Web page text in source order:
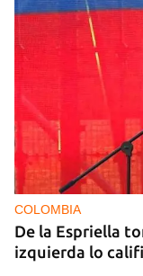
COLOMBIA
De la Espriella
izquierda lo